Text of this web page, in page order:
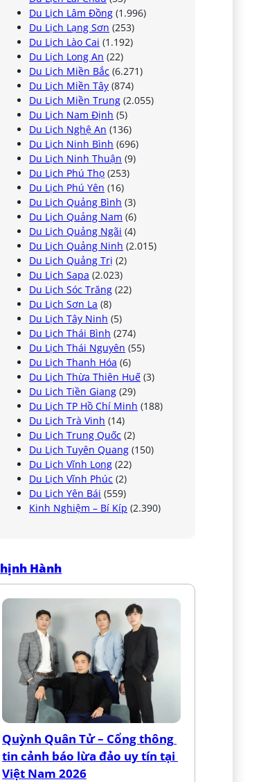
Du Lịch Lâm Đồng (1.996)
Du Lịch Lạng Sơn (253)
Du Lịch Lào Cai (1.192)
Du Lịch Long An (22)
Du Lịch Miền Bắc (6.271)
Du Lịch Miền Tây (874)
Du Lịch Miền Trung (2.055)
Du Lịch Nam Định (5)
Du Lịch Nghệ An (136)
Du Lịch Ninh Bình (696)
Du Lịch Ninh Thuận (9)
Du Lịch Phú Thọ (253)
Du Lịch Phú Yên (16)
Du Lịch Quảng Bình (3)
Du Lịch Quảng Nam (6)
Du Lịch Quảng Ngãi (4)
Du Lịch Quảng Ninh (2.015)
Du Lịch Quảng Trị (2)
Du Lịch Sapa (2.023)
Du Lịch Sóc Trăng (22)
Du Lịch Sơn La (8)
Du Lịch Tây Ninh (5)
Du Lịch Thái Bình (274)
Du Lịch Thái Nguyên (55)
Du Lịch Thanh Hóa (6)
Du Lịch Thừa Thiên Huế (3)
Du Lịch Tiền Giang (29)
Du Lịch TP Hồ Chí Minh (188)
Du Lịch Trà Vinh (14)
Du Lịch Trung Quốc (2)
Du Lịch Tuyên Quang (150)
Du Lịch Vĩnh Long (22)
Du Lịch Vĩnh Phúc (2)
Du Lịch Yên Bái (559)
Kinh Nghiệm – Bí Kíp (2.390)
Hành
Quỳnh Quân Tử – Cổng thông
tin cảnh báo lừa đảo uy tín tại
Việt Nam 2026